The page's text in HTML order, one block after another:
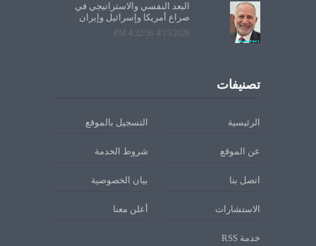
البعد النفسي والاستراتيجي في
صراع أمريكا وإسرائيل وإيران
4/15/2026 4:32:56 PM
تصنيفات
الرئيسية التسجيل بالموقع
عن الموقع شروط الخدمة
اتصل بنا بيان الخصوصية
الاستشارات أعلن معنا
خدمة RSS